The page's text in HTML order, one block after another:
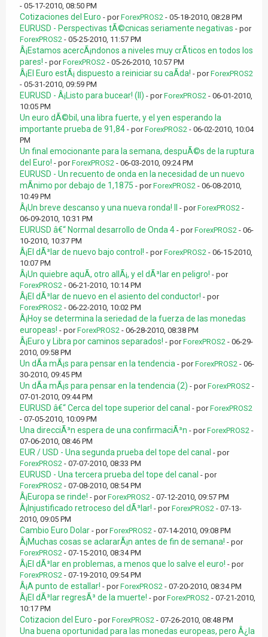
- 05-17-2010, 08:50 PM
Cotizaciones del Euro - porForexPROS2 - 05-18-2010, 08:28 PM
EURUSD - Perspectivas tÃ©cnicas seriamente negativas - por
ForexPROS2 - 05-25-2010, 11:57 PM
Â¡Estamos acercÃ¡ndonos a niveles muy crÃ­ticos en todos los
pares! - porForexPROS2 - 05-26-2010, 10:57 PM
Â¡El Euro estÃ¡ dispuesto a reiniciar su caÃ­da! - porForexPROS2
- 05-31-2010, 09:59 PM
EURUSD - Â¡Listo para bucear! (II) - porForexPROS2 - 06-01-2010,
10:05 PM
Un euro dÃ©bil, una libra fuerte, y el yen esperando la
importante prueba de 91,84 - porForexPROS2 - 06-02-2010, 10:04
PM
Un final emocionante para la semana, despuÃ©s de la ruptura
del Euro! - porForexPROS2 - 06-03-2010, 09:24 PM
EURUSD - Un recuento de onda en la necesidad de un nuevo
mÃ­nimo por debajo de 1,1875 - porForexPROS2 - 06-08-2010,
10:49 PM
Â¡Un breve descanso y una nueva ronda! II - porForexPROS2 -
06-09-2010, 10:31 PM
EURUSD â€“ Normal desarrollo de Onda 4 - porForexPROS2 - 06-
10-2010, 10:37 PM
Â¡El dÃ³lar de nuevo bajo control! - porForexPROS2 - 06-15-2010,
10:07 PM
Â¡Un quiebre aquÃ­, otro allÃ¡, y el dÃ³lar en peligro! - por
ForexPROS2 - 06-21-2010, 10:14 PM
Â¡El dÃ³lar de nuevo en el asiento del conductor! - por
ForexPROS2 - 06-22-2010, 10:02 PM
Â¡Hoy se determina la seriedad de la fuerza de las monedas
europeas! - porForexPROS2 - 06-28-2010, 08:38 PM
Â¡Euro y Libra por caminos separados! - porForexPROS2 - 06-29-
2010, 09:58 PM
Un dÃ­a mÃ¡s para pensar en la tendencia - porForexPROS2 - 06-
30-2010, 09:45 PM
Un dÃ­a mÃ¡s para pensar en la tendencia (2) - porForexPROS2 -
07-01-2010, 09:44 PM
EURUSD â€“ Cerca del tope superior del canal - porForexPROS2
- 07-05-2010, 10:09 PM
Una direcciÃ³n espera de una confirmaciÃ³n - porForexPROS2 -
07-06-2010, 08:46 PM
EUR / USD - Una segunda prueba del tope del canal - por
ForexPROS2 - 07-07-2010, 08:33 PM
EURUSD - Una tercera prueba del tope del canal - por
ForexPROS2 - 07-08-2010, 08:54 PM
Â¡Europa se rinde! - porForexPROS2 - 07-12-2010, 09:57 PM
Â¡Injustificado retroceso del dÃ³lar! - porForexPROS2 - 07-13-
2010, 09:05 PM
Cambio Euro Dolar - porForexPROS2 - 07-14-2010, 09:08 PM
Â¡Muchas cosas se aclararÃ¡n antes de fin de semana! - por
ForexPROS2 - 07-15-2010, 08:34 PM
Â¡El dÃ³lar en problemas, a menos que lo salve el euro! - por
ForexPROS2 - 07-19-2010, 09:54 PM
Â¡A punto de estallar! - porForexPROS2 - 07-20-2010, 08:34 PM
Â¡El dÃ³lar regresÃ³ de la muerte! - porForexPROS2 - 07-21-2010,
10:17 PM
Cotizacion del Euro - porForexPROS2 - 07-26-2010, 08:48 PM
Una buena oportunidad para las monedas europeas, pero Â¿la